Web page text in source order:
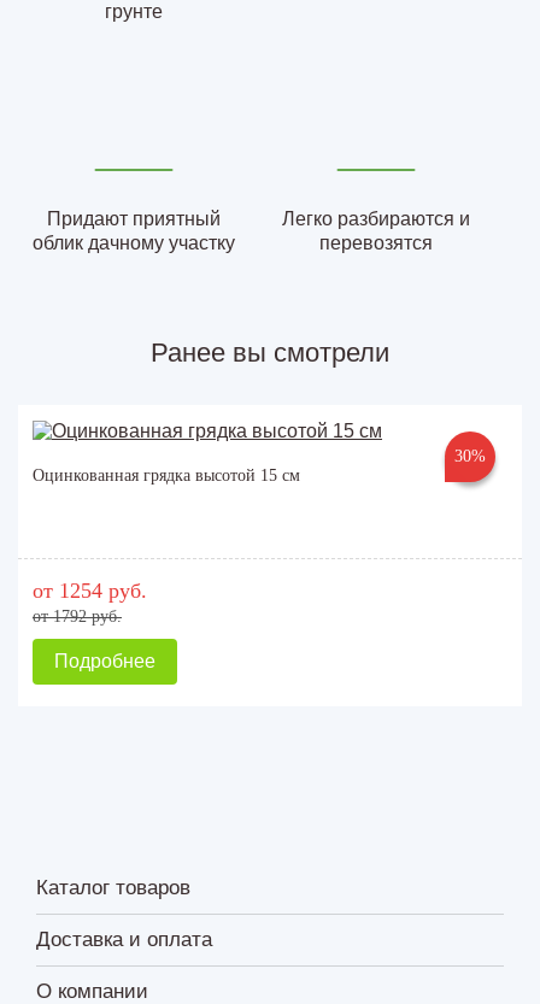
грунте
Придают приятный
облик дачному участку
Легко разбираются и
перевозятся
Ранее вы смотрели
30%
Оцинкованная грядка высотой 15 см
от 1254 руб.
от 1792 руб.
Подробнее
Каталог товаров
Доставка и оплата
О компании